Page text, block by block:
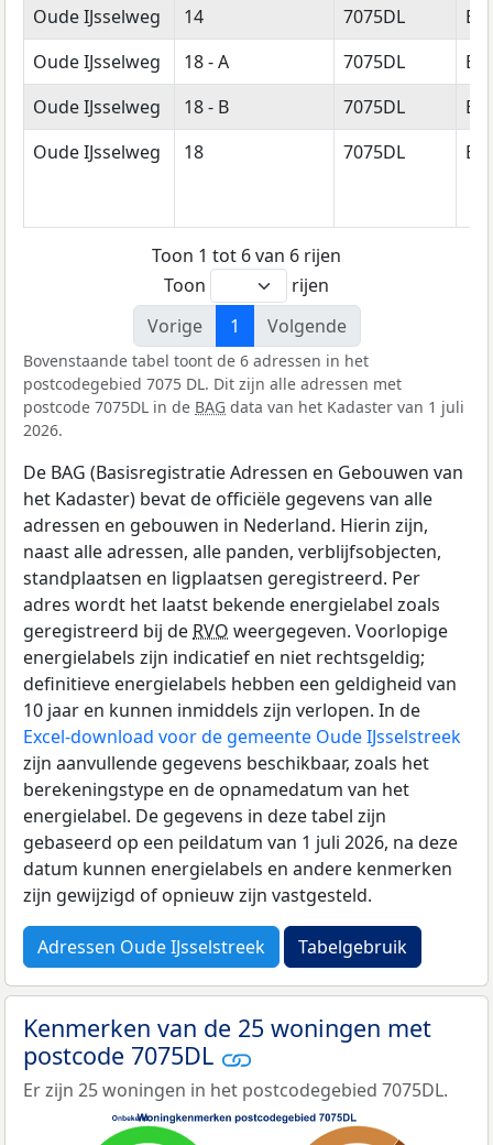
Oude IJsselweg
14 7075DL
Oude IJsselweg
18 - A 7075DL
Oude IJsselweg
18 - B 7075DL
Oude IJsselweg
18 7075DL
Toon 1 tot 6 van 6 rijen
Toon
rijen
Vorige
1 Volgende
Bovenstaande tabel toont de 6 adressen in het
postcodegebied 7075 DL. Dit zijn alle adressen met
postcode 7075DL in de BAG data van het Kadaster van 1 juli
2026.
De BAG (Basisregistratie Adressen en Gebouwen van
het Kadaster) bevat de officiële gegevens van alle
adressen en gebouwen in Nederland. Hierin zijn,
naast alle adressen, alle panden, verblijfsobjecten,
standplaatsen en ligplaatsen geregistreerd. Per
adres wordt het laatst bekende energielabel zoals
geregistreerd bij de RVO weergegeven. Voorlopige
energielabels zijn indicatief en niet rechtsgeldig;
definitieve energielabels hebben een geldigheid van
10 jaar en kunnen inmiddels zijn verlopen. In de
Excel-download voor de gemeente Oude IJsselstreek
zijn aanvullende gegevens beschikbaar, zoals het
berekeningstype en de opnamedatum van het
energielabel. De gegevens in deze tabel zijn
gebaseerd op een peildatum van 1 juli 2026, na deze
datum kunnen energielabels en andere kenmerken
zijn gewijzigd of opnieuw zijn vastgesteld.
Adressen Oude IJsselstreek Tabelgebruik
Kenmerken van de 25 woningen met
postcode 7075DL
Er zijn 25 woningen in het postcodegebied 7075DL.